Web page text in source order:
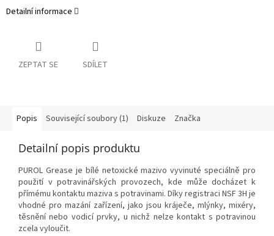
Detailní informace
ZEPTAT SE SDÍLET
Popis Související soubory (1) Diskuze Značka
Detailní popis produktu
PUROL Grease je bílé netoxické mazivo vyvinuté speciálně pro
použití v potravinářských provozech, kde může docházet k
přímému kontaktu maziva s potravinami. Díky registraci NSF 3H je
vhodné pro mazání zařízení, jako jsou kráječe, mlýnky, mixéry,
těsnění nebo vodicí prvky, u nichž nelze kontakt s potravinou
zcela vyloučit.